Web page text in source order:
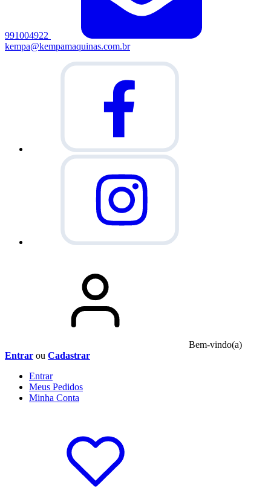
991004922
kempa@kempamaquinas.com.br
Bem-vindo(a)
Entrar ou Cadastrar
Entrar
Meus Pedidos
Minha Conta